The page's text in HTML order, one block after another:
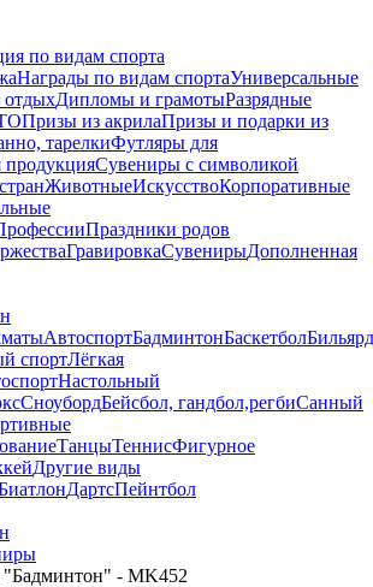
по видам спорта
Награды по видам спортаУниверсальные
Дипломы и грамотыРазрядные
Призы из акрилаПризы и подарки из
тарелкиФутляры для
продукцияСувениры с символикой
ЖивотныеИскусствоКорпоративные
Праздники родов
ГравировкаСувенирыДополненная
АвтоспортБадминтонБаскетболБильярд
спортЛёгкая
Настольный
СноубордБейсбол, гандбол,регбиСанный
ТанцыТеннисФигурное
Другие виды
ДартсПейнтбол
"Бадминтон" - MK452